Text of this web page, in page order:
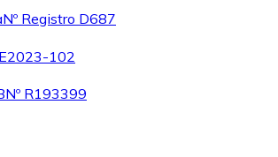
Nº Registro D687
102
Nº R193399